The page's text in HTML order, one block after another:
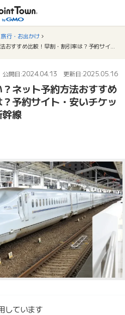
旅行・お出かけ
公開日:2024.04.13 更新日:2025.05.16
ネット予約方法おすすめ
予約サイト・安いチケッ
幹線
しています